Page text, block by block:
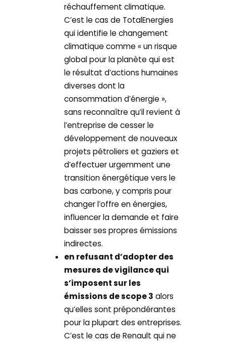
réchauffement climatique.
C’est le cas de TotalEnergies
qui identifie le changement
climatique comme « un risque
global pour la planète qui est
le résultat d’actions humaines
diverses dont la
consommation d’énergie »,
sans reconnaître qu’il revient à
l’entreprise de cesser le
développement de nouveaux
projets pétroliers et gaziers et
d’effectuer urgemment une
transition énergétique vers le
bas carbone, y compris pour
changer l’offre en énergies,
influencer la demande et faire
baisser ses propres émissions
indirectes.
en refusant d’adopter des
mesures de vigilance qui
s’imposent sur les
émissions de scope 3 alors
qu’elles sont prépondérantes
pour la plupart des entreprises.
C’est le cas de Renault qui ne